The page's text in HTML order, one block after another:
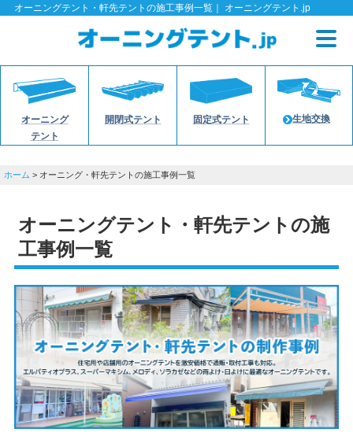
オーニングテント・軒先テントの施工事例一覧｜ オーニングテント.jp
オーニング
テント
開閉式テント 固定式テント 生地交換
ホーム > オーニング・軒先テントの施工事例一覧
オーニングテント・軒先テントの施
工事例一覧